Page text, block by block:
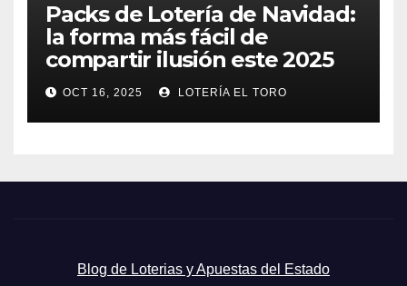
Packs de Lotería de Navidad:
la forma más fácil de
compartir ilusión este 2025
OCT 16, 2025 LOTERÍA EL TORO
Blog de Loterias y Apuestas del Estado